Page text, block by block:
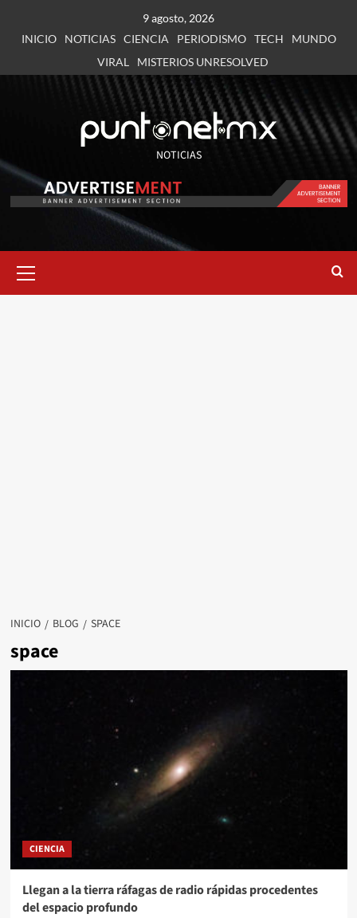
9 agosto, 2026
INICIO
NOTICIAS CIENCIA PERIODISMO TECH
MUNDO
VIRAL
MISTERIOS UNRESOLVED
NOTICIAS
INICIO BLOG SPACE
space
CIENCIA
Llegan a la tierra ráfagas de radio rápidas procedentes
del espacio profundo